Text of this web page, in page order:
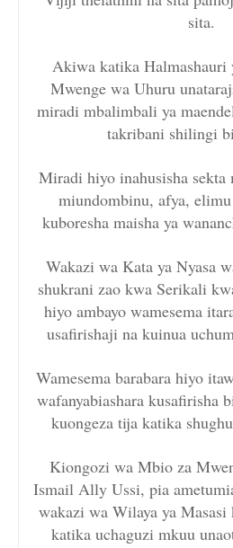
sita.
Akiwa katika
Mwenge wa Uhuru
miradi mbalimbali ya
takribani shilingi
Miradi hiyo inahusisha
miundombinu, afya,
kuboresha maisha ya
Wakazi wa Kata ya Nyasa
shukrani zao kwa Serikali
hiyo ambayo wamesema
usafirishaji na kuinua
Wamesema barabara hiyo
wafanyabiashara kusafirisha
kuongeza tija katika
Kiongozi wa Mbio za
Ismail Ally Ussi, pia
wakazi wa Wilaya ya
katika uchaguzi mkuu